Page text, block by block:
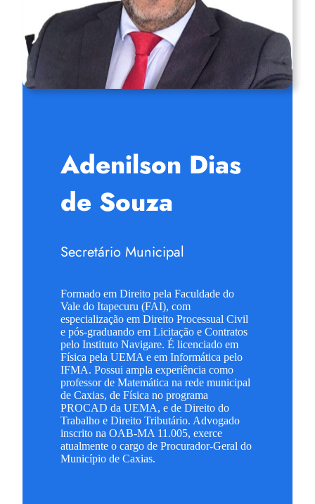
Adenilson Dias
de Souza
Secretário Municipal
Formado em Direito pela Faculdade do
Vale do Itapecuru (FAI), com
especialização em Direito Processual Civil
e pós-graduando em Licitação e Contratos
pelo Instituto Navigare. É licenciado em
Física pela UEMA e em Informática pelo
IFMA. Possui ampla experiência como
professor de Matemática na rede municipal
de Caxias, de Física no programa
PROCAD da UEMA, e de Direito do
Trabalho e Direito Tributário. Advogado
inscrito na OAB-MA 11.005, exerce
atualmente o cargo de Procurador-Geral do
Município de Caxias.